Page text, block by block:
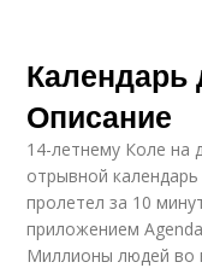
Календарь
Описание
14-летнему Коле на
отрывной
пролетел за 10
приложением
Миллионы людей во